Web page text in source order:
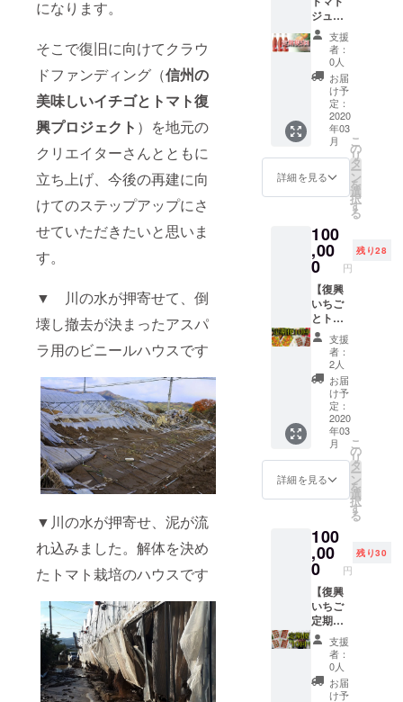
になります。
そこで復旧に向けてクラウ
ドファンディング（信州の
美味しいイチゴとトマト復
興プロジェクト ）を地元の
クリエイターさんとともに
立ち上げ、今後の再建に向
けてのステップアップにさ
せていただきたいと思いま
す。
▼ 川の水が押寄せて、倒
壊し撤去が決まったアスパ
ラ用のビニールハウスです
▼川の水が押寄せ、泥が流
れ込みました。解体を決め
たトマト栽培のハウスです
ご希望
のお名
前をご
記入く
ださ
い。
す。予
めご了
承くだ
さい。
※お名前
掲載ご
希望の
方は支
援時、
必ず備
考欄に
のお名
前をご
い。
てご入
力くだ
さい。
※ 送料
込の価
格にな
りま
す。 ※
画像は
イメー
ジで
備考欄
にTシャ
色をご
記入く
ださ
お名前
掲載ご
希望の
方は支
援時、
必ず備
考欄に
ご希望
のお名
前をご
記入く
ださ
前を掲
載しま
す(ご希
望の方
のみ)。
ご支援
いただ
ける金
（50,00
0円～）
を申込
画面に
※ 送料
込の価
格にな
りま
す。 ※
画像は
イメー
ジで
す。 ※
定期便
５回は
月１回×
５ヵ月
の配送
となり
ます。
発送時
期は
3月以降
タート
を目指
します
が復興
の状況
により
前後い
たしま
す。ま
た、ご
支援多
数の場
期便で
お送り
しま
す。 更
に、長
野ベ
リー
ファー
ムオ
フィ
シャル
サイト
前を掲
載しま
す(ご希
望の方
のみ)。
ご支援
いただ
ける金
（50,00
0円～）
を申込
画面に
てご入
力くだ
さい。
※ 送料
込の価
画像は
イメー
ジで
す。 ※
定期便
５回は
月１回×
５ヵ月
の配送
となり
ます。
発送時
ジュー
ス定期
便(5回)
プラ
ン】 実
行委員
会より
お礼の
サンク
スメー
ルにプ
ラスし
て、ト
マト
ス
720ml
瓶3本を
5回の定
期便で
お送り
します
更に、
長野ベ
リー
ファー
ムオ
フィ
シャル
サイト
の特設
ページ
にお名
前を掲
載しま
望の方
のみ)。
ご支援
いただ
ける金
額
（50,00
0円～）
を申込
画面に
てご入
力くだ
支援
者：
0人
お届
け予
定：
2020
年03
月
詳細を見る
こ
の
リ
タ
ー
ン
を
選
択
す
る
100
,00
0 円
残り28
【復興
いちご
とトマ
ト定期
便(10
回)プラ
ン】 実
行委員
会より
お礼の
サンク
スメー
ルにプ
ラスし
て、復
興いち
イチゴ
350g前
後)×２
箱とト
マト(ぜ
いたく
トマト
とカラ
フルミ
ニトマ
ト)2kg
を、10
支援
者：
2人
お届
け予
定：
2020
年03
月
詳細を見る
こ
の
リ
タ
ー
ン
を
選
択
す
る
100
,00
0 円
残り30
【復興
いちご
定期便
(10回)
プラ
ン】 実
行委員
会より
支援
者：
0人
お届
け予